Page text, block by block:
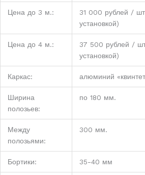
Цена до 3 м.:
31 000 рублей /
установкой)
Цена до 4 м.:
37 500 рублей /
установкой)
Каркас: алюминий
Ширина
полозьев:
по 180 мм.
Между
полозьями:
300 мм.
Бортики: 35-40 мм